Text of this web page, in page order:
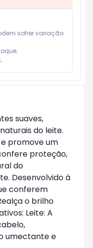
sofrer variação
suaves,
do leite.
promove um
proteção,
do
Desenvolvido à
conferem
o brilho
Leite: A
umectante e